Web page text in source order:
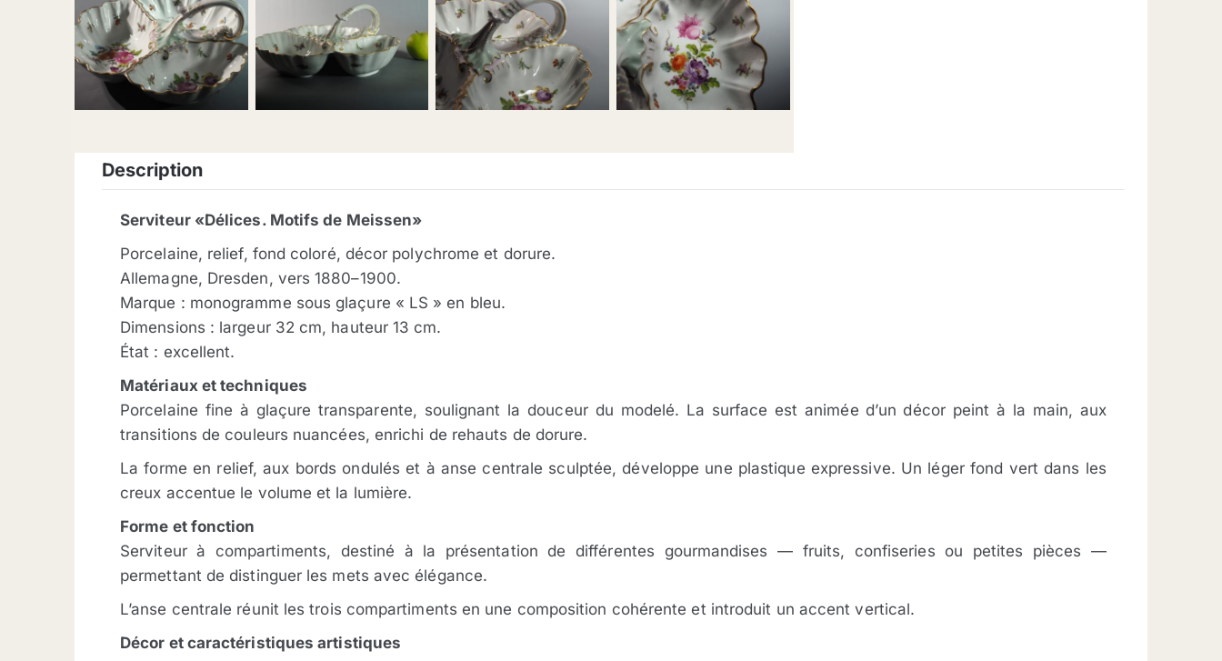
description
Serviteur «Délices. Motifs de Meissen»
Porcelaine, relief, fond coloré, décor polychrome et dorure.
Allemagne, Dresden, vers 1880–1900.
Marque : monogramme sous glaçure « LS » en bleu.
Dimensions : largeur 32 cm, hauteur 13 cm.
État : excellent.
Matériaux et techniques
Porcelaine fine à glaçure transparente, soulignant la douceur du modelé. La surface est animée d’un décor peint à la main, aux
transitions de couleurs nuancées, enrichi de rehauts de dorure.
La forme en relief, aux bords ondulés et à anse centrale sculptée, développe une plastique expressive. Un léger fond vert dans les
creux accentue le volume et la lumière.
Forme et fonction
Serviteur à compartiments, destiné à la présentation de différentes gourmandises — fruits, confiseries ou petites pièces —
permettant de distinguer les mets avec élégance.
L’anse centrale réunit les trois compartiments en une composition cohérente et introduit un accent vertical.
Décor et caractéristiques artistiques